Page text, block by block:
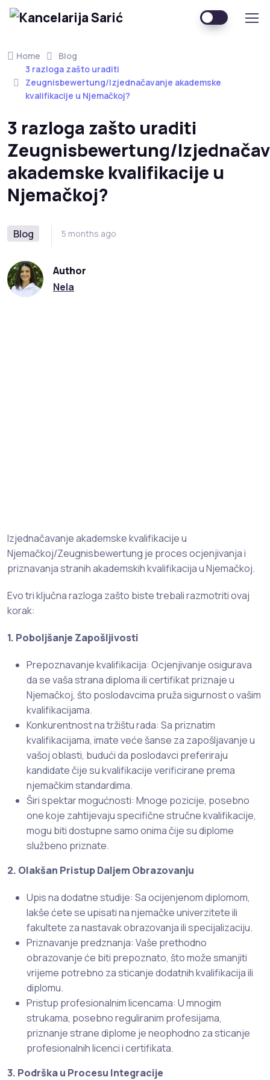
Home
Blog
3 razloga zašto uraditi
Zeugnisbewertung/Izjednačavanje akademske
kvalifikacije u Njemačkoj?
3 razloga zašto uraditi
Zeugnisbewertung/
akademske kvalifikacije u
Njemačkoj?
Blog 5 months ago
Author
Nela
Izjednačavanje akademske kvalifikacije u
Njemačkoj/Zeugnisbewertung je proces ocjenjivanja i
priznavanja stranih akademskih kvalifikacija u Njemačkoj.
Evo tri ključna razloga zašto biste trebali razmotriti ovaj
korak:
1. Poboljšanje Zapošljivosti
Prepoznavanje kvalifikacija: Ocjenjivanje osigurava
da se vaša strana diploma ili certifikat priznaje u
Njemačkoj, što poslodavcima pruža sigurnost o vašim
kvalifikacijama.
Konkurentnost na tržištu rada: Sa priznatim
kvalifikacijama, imate veće šanse za zapošljavanje u
vašoj oblasti, budući da poslodavci preferiraju
kandidate čije su kvalifikacije verificirane prema
njemačkim standardima.
Širi spektar mogućnosti: Mnoge pozicije, posebno
one koje zahtijevaju specifične stručne kvalifikacije,
mogu biti dostupne samo onima čije su diplome
službeno priznate.
2. Olakšan Pristup Daljem Obrazovanju
Upis na dodatne studije: Sa ocijenjenom diplomom,
lakše ćete se upisati na njemačke univerzitete ili
fakultete za nastavak obrazovanja ili specijalizaciju.
Priznavanje predznanja: Vaše prethodno
obrazovanje će biti prepoznato, što može smanjiti
vrijeme potrebno za sticanje dodatnih kvalifikacija ili
diplomu.
Pristup profesionalnim licencama: U mnogim
strukama, posebno reguliranim profesijama,
priznanje strane diplome je neophodno za sticanje
profesionalnih licenci i certifikata.
3. Podrška u Procesu Integracije